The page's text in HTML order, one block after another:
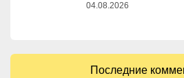
04.08.2026
Последние